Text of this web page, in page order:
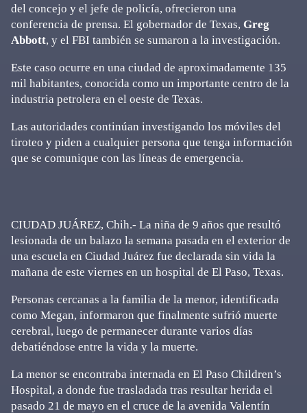
del concejo y el jefe de policía, ofrecieron una
conferencia de prensa. El gobernador de Texas, Greg
Abbott, y el FBI también se sumaron a la investigación.
Este caso ocurre en una ciudad de aproximadamente 135
mil habitantes, conocida como un importante centro de la
industria petrolera en el oeste de Texas.
Las autoridades continúan investigando los móviles del
tiroteo y piden a cualquier persona que tenga información
que se comunique con las líneas de emergencia.
CIUDAD JUÁREZ, Chih.- La niña de 9 años que resultó
lesionada de un balazo la semana pasada en el exterior de
una escuela en Ciudad Juárez fue declarada sin vida la
mañana de este viernes en un hospital de El Paso, Texas.
Personas cercanas a la familia de la menor, identificada
como Megan, informaron que finalmente sufrió muerte
cerebral, luego de permanecer durante varios días
debatiéndose entre la vida y la muerte.
La menor se encontraba internada en El Paso Children’s
Hospital, a donde fue trasladada tras resultar herida el
pasado 21 de mayo en el cruce de la avenida Valentín